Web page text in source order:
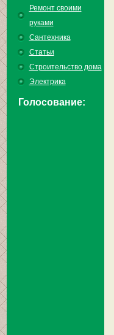
Ремонт своими
руками
Сантехника
Статьи
Строительство дома
Электрика
Голосование: